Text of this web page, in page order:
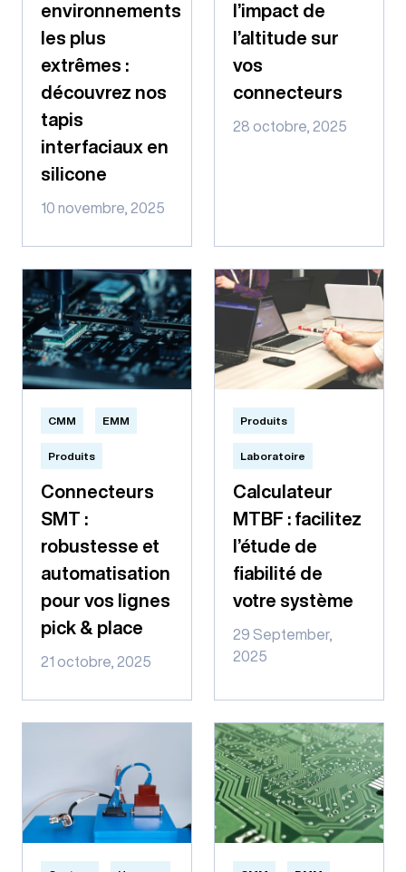
environnements
les plus
extrêmes :
découvrez nos
tapis
interfaciaux en
silicone
10 novembre, 2025
l’impact de
l’altitude sur
vos
connecteurs
28 octobre, 2025
CMM EMM
Produits
Connecteurs
SMT :
robustesse et
automatisation
pour vos lignes
pick & place
21 octobre, 2025
Produits
Laboratoire
Calculateur
MTBF : facilitez
l’étude de
fiabilité de
votre système
29 September,
2025